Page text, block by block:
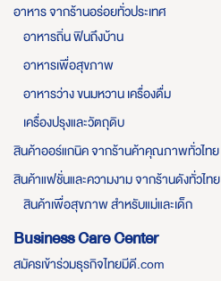
อาหาร จากร้านอร่อยทั่วประเทศ
อาหารถิ่น ฟินถึงบ้าน
อาหารเพื่อสุขภาพ
อาหารว่าง ขนมหวาน เครื่องดื่ม
เครื่องปรุงและวัตถุดิบ
สินค้าออร์แกนิค จากร้านค้าคุณภาพทั่วไทย
สินค้าแฟชั่นและความงาม จากร้านดังทั่วไทย
สินค้าเพื่อสุขภาพ สำหรับแม่และเด็ก
Business Care Center
สมัครเข้าร่วมธุรกิจไทยมีดี.com